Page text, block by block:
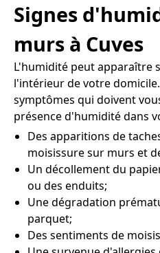
Signes
murs à Cuves
L'humidité peut apparaître
l'intérieur de votre
symptômes qui doivent
présence d'humidité dans
Des apparitions de
moisissure sur murs et
Un décollement du
ou des enduits;
Une dégradation
parquet;
Des sentiments de